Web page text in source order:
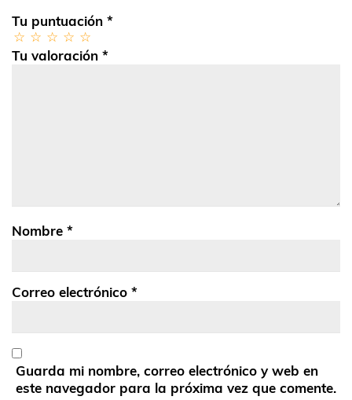
Tu puntuación *
Tu valoración *
Nombre *
Correo electrónico *
Guarda mi nombre, correo electrónico y web en
este navegador para la próxima vez que comente.